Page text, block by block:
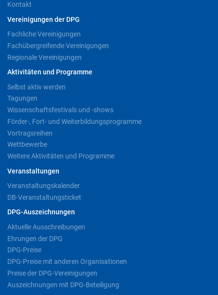
Kontakt
Vereinigungen der DPG
Fachliche Vereinigungen
Fachübergreifende Vereinigungen
Regionale Vereinigungen
Aktivitäten und Programme
Selbst aktiv werden
Tagungen
Wissenschaftsfestivals und -shows
Förder-, Fort- und Weiterbildungsprogramme
Vortragsreihen
Wettbewerbe
Weitere Aktivitäten und Programme
Veranstaltungen
Veranstaltungskalender
DB-Veranstaltungsticket
DPG-Auszeichnungen
Aktuelle Ausschreibungen
Ehrungen der DPG
DPG-Preise
DPG-Preise mit anderen Organisationen
Preise der DPG-Vereinigungen
Auszeichnungen mit DPG-Beteiligung